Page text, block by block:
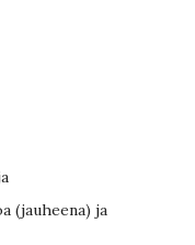
(jauheena) ja